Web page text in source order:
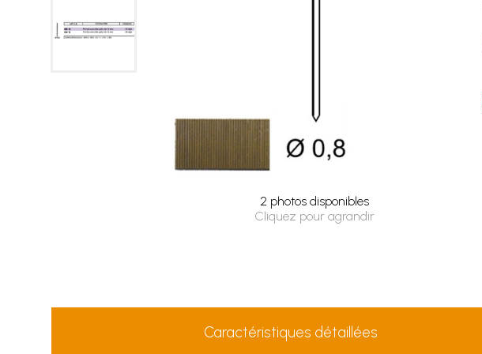
2 photos disponibles
Cliquez pour agrandir
Caractéristiques détaillées